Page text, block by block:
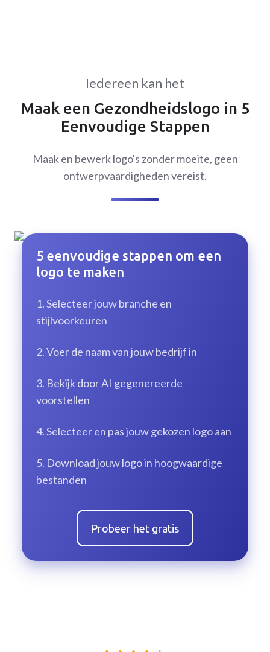
Iedereen kan het
Maak een Gezondheidslogo in 5
Eenvoudige Stappen
Maak en bewerk logo's zonder moeite, geen
ontwerpvaardigheden vereist.
5 eenvoudige stappen om een
logo te maken
1.Selecteer jouw branche en
stijlvoorkeuren
2.Voer de naam van jouw bedrijf in
3. Bekijk door AI gegenereerde
voorstellen
4.Selecteer en pas jouw gekozen logo aan
5. Download jouw logo in hoogwaardige
bestanden
Probeer het gratis